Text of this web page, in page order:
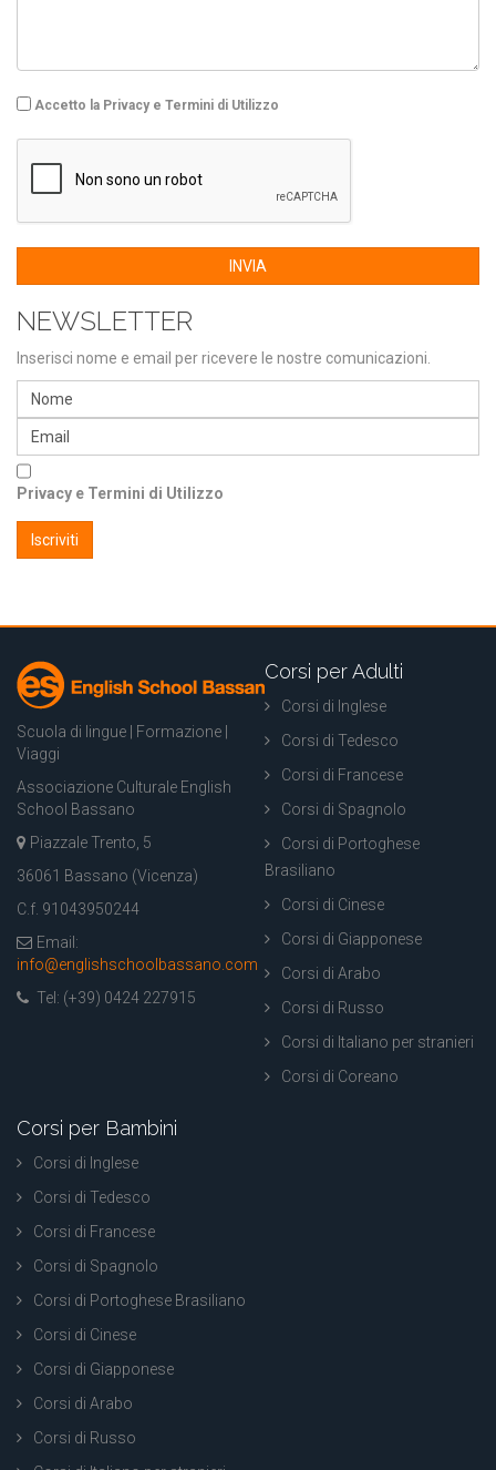
Accetto la Privacy e Termini di Utilizzo
INVIA
NEWSLETTER
Inserisci nome e email per ricevere le nostre comunicazioni.
Privacy e Termini di Utilizzo
Scuola di lingue | Formazione |
Viaggi
Associazione Culturale English
School Bassano
Piazzale Trento, 5
36061 Bassano (Vicenza)
C.f. 91043950244
Email:
info@englishschoolbassano.com
Tel: (+39) 0424 227915
Corsi per Adulti
Corsi di Inglese
Corsi di Tedesco
Corsi di Francese
Corsi di Spagnolo
Corsi di Portoghese
Brasiliano
Corsi di Cinese
Corsi di Giapponese
Corsi di Arabo
Corsi di Russo
Corsi di Italiano per stranieri
Corsi di Coreano
Corsi per Bambini
Corsi di Inglese
Corsi di Tedesco
Corsi di Francese
Corsi di Spagnolo
Corsi di Portoghese Brasiliano
Corsi di Cinese
Corsi di Giapponese
Corsi di Arabo
Corsi di Russo